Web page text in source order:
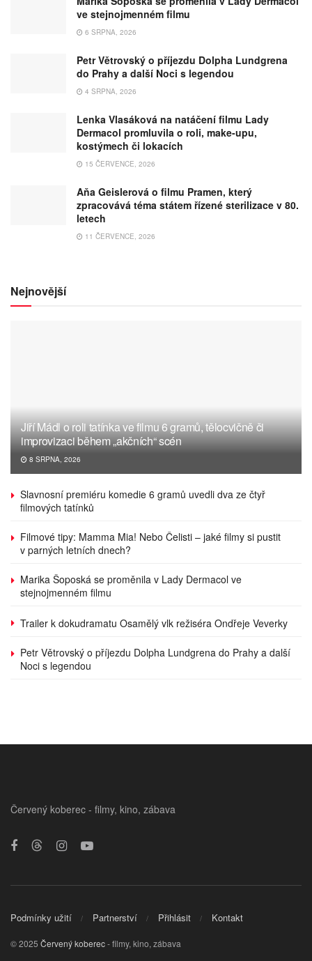
ve stejnojmenném filmu
6 SRPNA, 2026
Petr Větrovský o příjezdu Dolpha Lundgrena
do Prahy a další Noci s legendou
4 SRPNA, 2026
Lenka Vlasáková na natáčení filmu Lady
Dermacol promluvila o roli, make-upu,
kostýmech či lokacích
15 ČERVENCE, 2026
Aňa Geislerová o filmu Pramen, který
zpracovává téma státem řízené sterilizace v 80.
letech
11 ČERVENCE, 2026
Nejnovější
Jiří Mádl o roli tatínka ve filmu 6 gramů, tělocvičně či
improvizaci během „akčních“ scén
8 SRPNA, 2026
Slavnosní premiéru komedie 6 gramů uvedli dva ze čtyř
filmových tatínků
Filmové tipy: Mamma Mia! Nebo Čelisti – jaké filmy si pustit
v parných letních dnech?
Marika Šoposká se proměnila v Lady Dermacol ve
stejnojmenném filmu
Trailer k dokudramatu Osamělý vlk režiséra Ondřeje Veverky
Petr Větrovský o příjezdu Dolpha Lundgrena do Prahy a další
Noci s legendou
Červený koberec - filmy, kino, zábava
Podmínky užití Partnerství Přihlásit Kontakt
© 2025 Červený koberec- filmy, kino, zábava